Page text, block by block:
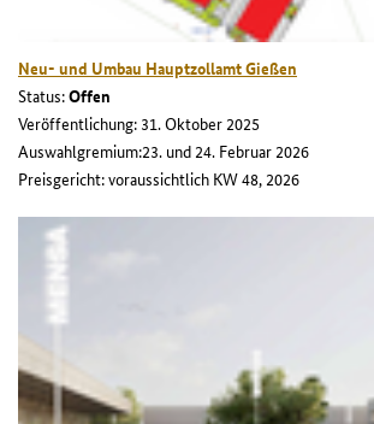
Neu- und Umbau Hauptzollamt Gießen
Status:Offen
Veröffentlichung: 31. Oktober 2025
Auswahlgremium:23. und 24. Februar 2026
Preisgericht: voraussichtlich KW 48, 2026